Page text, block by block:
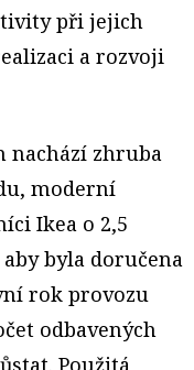
při jejich
a rozvoji
nachází zhruba
moderní
Ikea o 2,5
byla doručena
rok provozu
odbavených
Použitá